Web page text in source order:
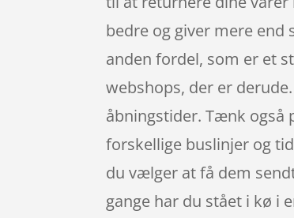
bedre og giver mere
anden fordel, som er et
webshops, der er
åbningstider. Tænk også
forskellige buslinjer og
du vælger at få dem
gange har du stået i kø i